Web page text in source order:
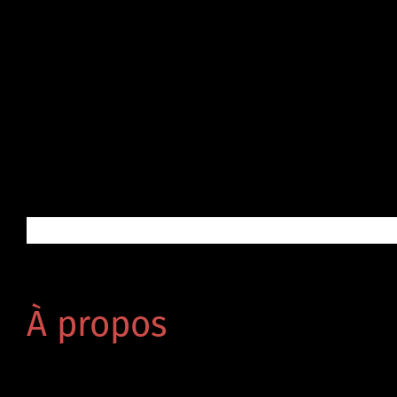
À propos